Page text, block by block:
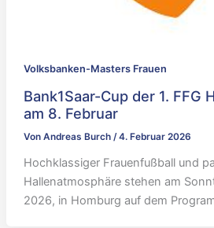
Volksbanken-Masters Frauen
Bank1Saar-Cup der 1. FFG
am 8. Februar
Von Andreas Burch /4. Februar 2026
Hochklassiger Frauenfußball und
Hallenatmosphäre stehen am
2026, in Homburg auf dem